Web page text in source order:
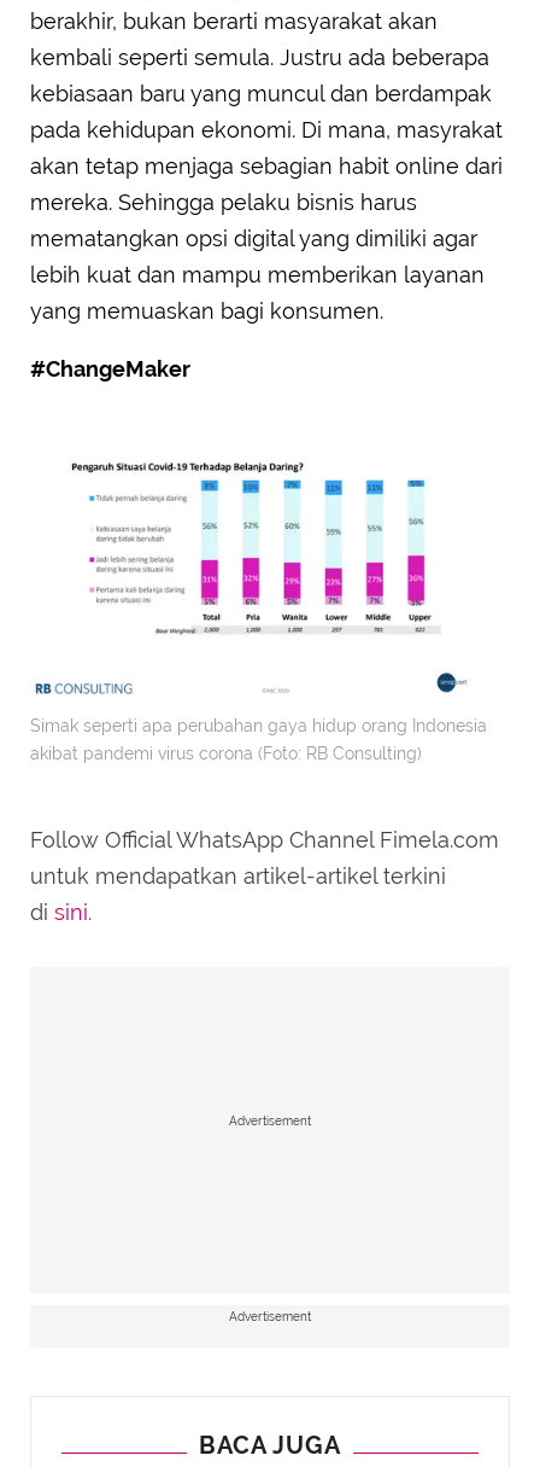
berakhir, bukan berarti masyarakat akan
kembali seperti semula. Justru ada beberapa
kebiasaan baru yang muncul dan berdampak
pada kehidupan ekonomi. Di mana, masyrakat
akan tetap menjaga sebagian habit online dari
mereka. Sehingga pelaku bisnis harus
mematangkan opsi digital yang dimiliki agar
lebih kuat dan mampu memberikan layanan
yang memuaskan bagi konsumen.
#ChangeMaker
Simak seperti apa perubahan gaya hidup orang Indonesia
akibat pandemi virus corona (Foto: RB Consulting)
Follow Official WhatsApp Channel Fimela.com
untuk mendapatkan artikel-artikel terkini
di sini.
Advertisement
Advertisement
BACA JUGA